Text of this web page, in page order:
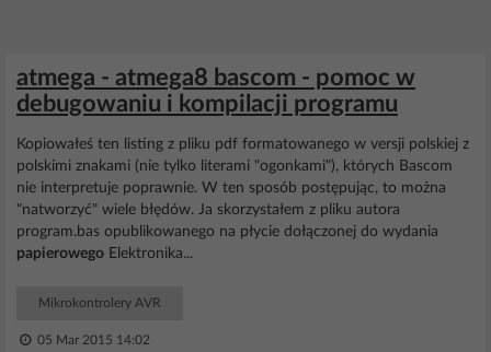
atmega - atmega8 bascom - pomoc w
debugowaniu i kompilacji programu
Kopiowałeś ten listing z pliku pdf formatowanego w versji polskiej z
polskimi znakami (nie tylko literami "ogonkami"), których Bascom
nie interpretuje poprawnie. W ten sposób postępując, to można
"natworzyć" wiele błędów. Ja skorzystałem z pliku autora
program.bas opublikowanego na płycie dołączonej do wydania
papierowego Elektronika...
Mikrokontrolery AVR
05 Mar 2015 14:02